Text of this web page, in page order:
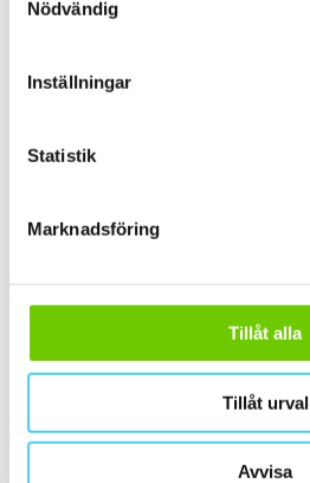
Nödvändig
Inställningar
Statistik
Marknadsföring
Tillåt alla
Tillåt urval
Avvisa
ca 60x
ca 60x60 cm
Yta
Välj önskad yta:
Matt(6)
Kant
Välj önskad kant på plattan: